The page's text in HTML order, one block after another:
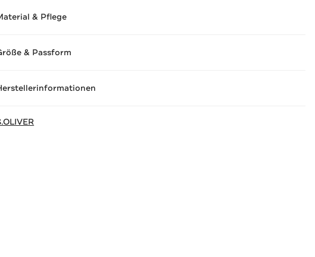
& Pflege
& Passform